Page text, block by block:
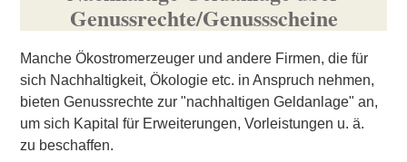
Genussrechte/Genussscheine
Manche Ökostromerzeuger und andere Firmen, die für
sich Nachhaltigkeit, Ökologie etc. in Anspruch nehmen,
bieten Genussrechte zur "nachhaltigen Geldanlage" an,
um sich Kapital für Erweiterungen, Vorleistungen u. ä.
zu beschaffen.